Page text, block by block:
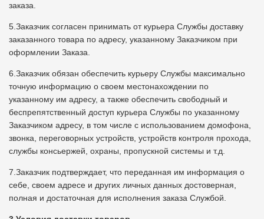
заказа.
5.Заказчик согласен принимать от курьера Службы доставку
заказанного товара по адресу, указанному Заказчиком при
оформлении Заказа.
6.Заказчик обязан обеспечить курьеру Службы максимально
точную информацию о своем местонахождении по
указанному им адресу, а также обеспечить свободный и
беспрепятственный доступ курьера Службы по указанному
Заказчиком адресу, в том числе с использованием домофона,
звонка, переговорных устройств, устройств контроля прохода,
службы консьержей, охраны, пропускной системы и т.д.
7.Заказчик подтверждает, что переданная им информация о
себе, своем адресе и других личных данных достоверная,
полная и достаточная для исполнения заказа Службой.